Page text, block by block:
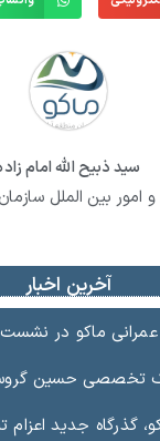
سید ذبیح الله امام
امور بین الملل
آخرین اخبار
در نشست مشترک فرماندار
آزاد ماکو و شهلا تاجفر فرماندار ماکو بر ضرورت ساماندهی
جدید اعزام تیم‌های